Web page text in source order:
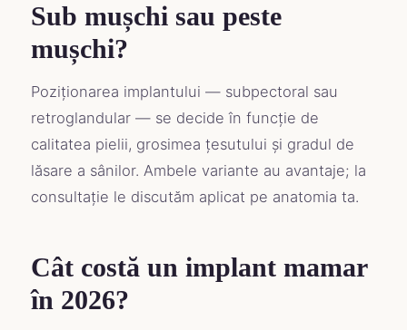
Sub mușchi sau peste
mușchi?
Poziționarea implantului — subpectoral sau
retroglandular — se decide în funcție de
calitatea pielii, grosimea țesutului și gradul de
lăsare a sânilor. Ambele variante au avantaje; la
consultație le discutăm aplicat pe anatomia ta.
Cât costă un implant mamar
în 2026?